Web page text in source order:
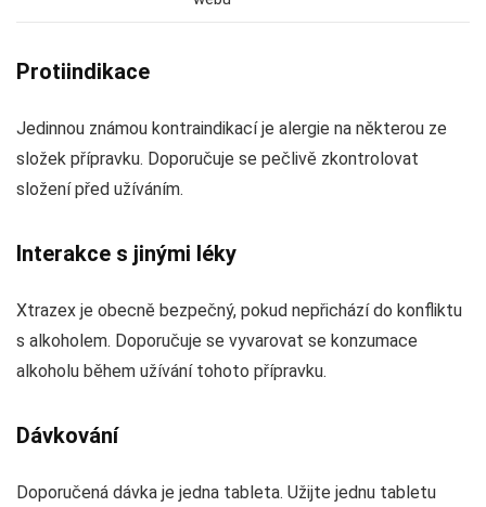
Protiindikace
Jedinnou známou kontraindikací je alergie na některou ze
složek přípravku. Doporučuje se pečlivě zkontrolovat
složení před užíváním.
Interakce s jinými léky
Xtrazex je obecně bezpečný, pokud nepřichází do konfliktu
s alkoholem. Doporučuje se vyvarovat se konzumace
alkoholu během užívání tohoto přípravku.
Dávkování
Doporučená dávka je jedna tableta. Užijte jednu tabletu